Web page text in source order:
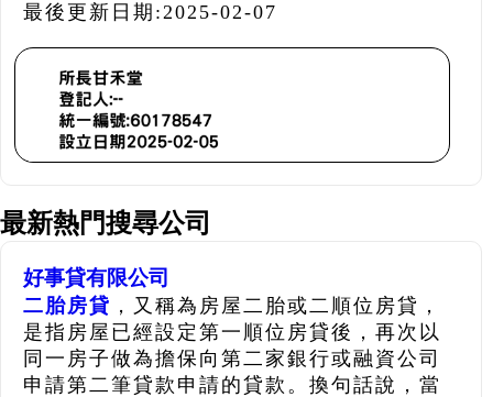
最後更新日期:2025-02-07
最新熱門搜尋公司
好事貸有限公司
二胎房貸 ，又稱為房屋二胎或二順位房貸，
是指房屋已經設定第一順位房貸後，再次以
同一房子做為擔保向第二家銀行或融資公司
申請第二筆貸款申請的貸款。換句話說，當